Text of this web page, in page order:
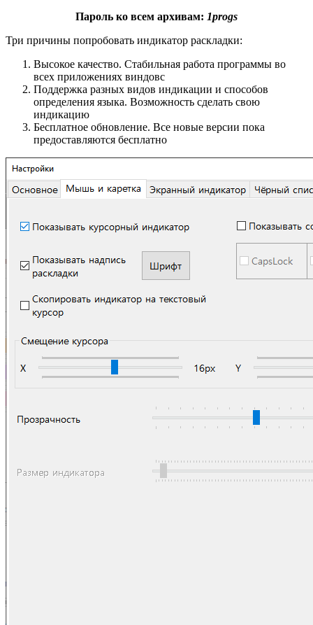
Пароль ко всем архивам: 1progs
Три причины попробовать индикатор раскладки:
Высокое качество. Стабильная работа программы во
всех приложениях виндовс
Поддержка разных видов индикации и способов
определения языка. Возможность сделать свою
индикацию
Бесплатное обновление. Все новые версии пока
предоставляются бесплатно